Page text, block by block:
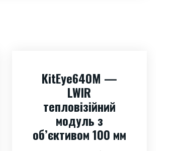
KitEye640M —
LWIR
тепловізійний
модуль з
об’єктивом 100 мм